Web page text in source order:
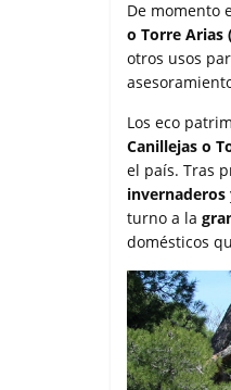
c
e
b
o
k
i
t
t
e
a
t
s
A
p
De momento
o Torre Arias
otros usos
Los eco
Canillejas o
el país. Tras
invernaderos
turno a la
domésticos